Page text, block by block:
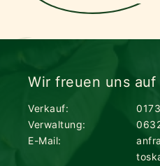
Wir freuen uns auf
Verkauf:
Verwaltung:
E-Mail: